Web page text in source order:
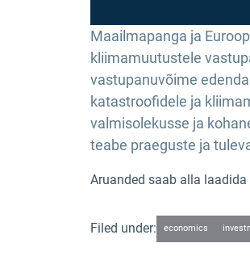
Maailmapanga ja
kliimamuutustele
vastupanuvõime
katastroofidele ja
valmisolekusse ja
teabe praeguste ja
Aruanded saab alla laadida
Filed under: economics